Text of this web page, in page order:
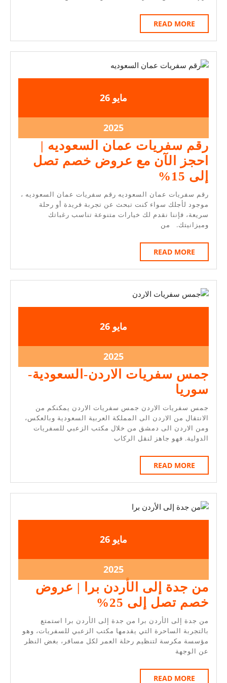
احجز
مع
READ MORE
MORE
مايو 2025-
26
26
2025-
2025
2025-
05-
26
رقم سفريات عمان السعوديه |
احجز الآن مع عروض خصم تصل
إلى 15%
سفريات
عمان
السعوديه
احجز
الآن
مع
عروض
إلى
رقم سفريات عمان السعوديه رقم سفريات عمان السعوديه ،
موجود لأجلك سواء كنت تبحث عن تجربة فريدة أو رحلة
سريعة، فإننا نقدم لك خيارات متنوعة تناسب رغباتك
وميزانيتك. من
READ MORE
MORE
مايو 2025-
26
26
2025
05-
26
جمس سفريات الاردن-السعودية-
سوريا
سفريات
الاردن-
السعودية-
جمس سفريات الاردن جمس سفريات الاردن يمكنكم من
الانتقال من الاردن الى المملكة العربية السعودية وبالعكس،
ومن الاردن الى دمشق من خلال مكتب الزعبي للسفريات
الدولية. فهو جاهز لنقل الركاب
READ MORE
MORE
مايو 2025-
26
26
2025-
2025
2025-
05-
26
من جدة إلى الأردن برا | عروض
خصم تصل إلى 25%
جدة
إلى
الأردن
من جدة إلى الأردن برا من جدة إلى الأردن برا استمتع
بالتجربة الساحرة التي يقدمها مكتب الزعبي للسفريات، وهو
مؤسسة مكرسة لتنظيم رحلة العمر لكل مسافر، بغض النظر
عن الوجهة
READ MORE